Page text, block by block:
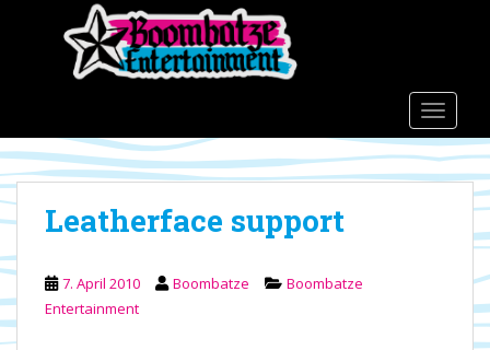
o
m
a
c
t
Leatherface support
7. April 2010 Boombatze
Boombatze
Entertainment